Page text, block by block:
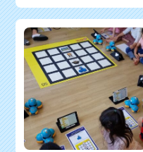
「ワンダーコード新潟新通
す。2026年現在、AI（人工知
能）の進化...